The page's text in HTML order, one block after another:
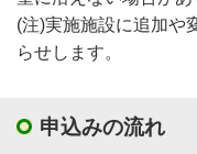
(注)実施施設に追加や
らせします。
申込みの流れ